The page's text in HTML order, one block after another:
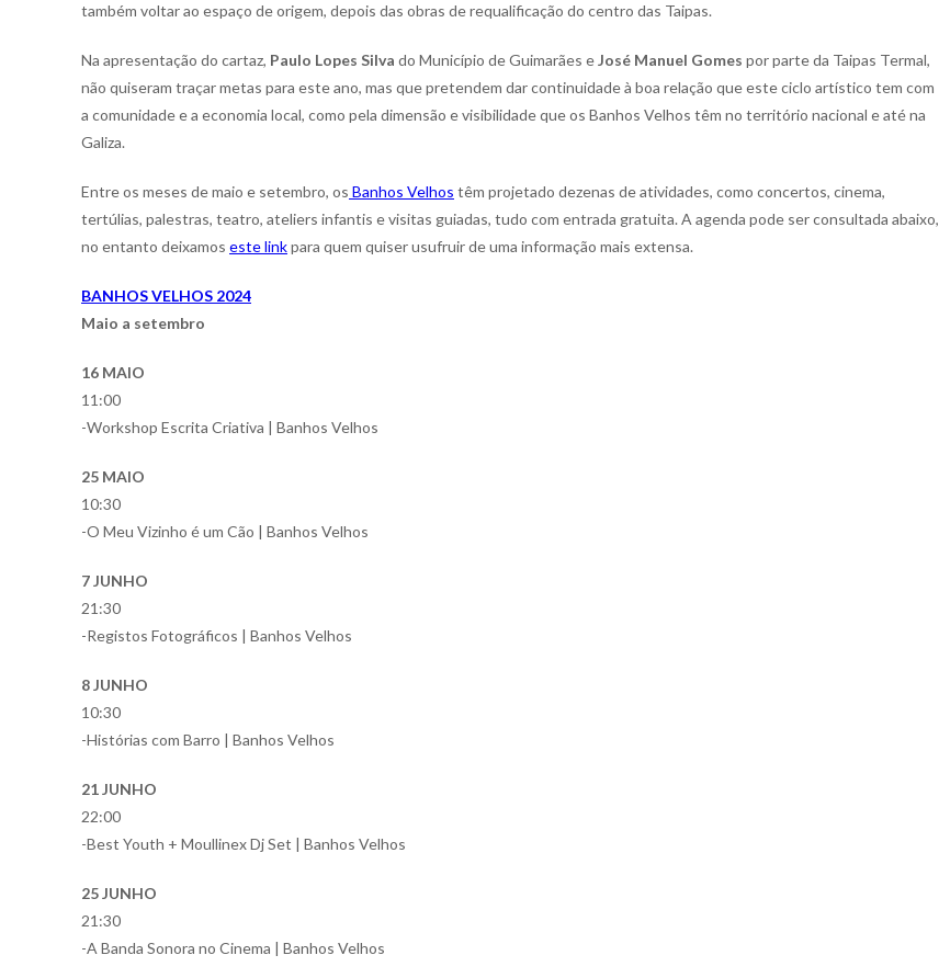
também voltar ao espaço de origem, depois das obras de requalificação do centro das Taipas.
Na apresentação do cartaz, Paulo Lopes Silva do Município de Guimarães eJosé Manuel Gomes por parte da Taipas Termal,
não quiseram traçar metas para este ano, mas que pretendem dar continuidade à boa relação que este ciclo artístico tem com
a comunidade e a economia local, como pela dimensão e visibilidade que os Banhos Velhos têm no território nacional e até na
Galiza.
Entre os meses de maio e setembro, os Banhos Velhos têm projetado dezenas de atividades, como concertos, cinema,
tertúlias, palestras, teatro, ateliers infantis e visitas guiadas, tudo com entrada gratuita. A agenda pode ser consultada abaixo,
no entanto deixamos este linkpara quem quiser usufruir de uma informação mais extensa.
BANHOS VELHOS 2024
Maio a setembro
16 MAIO
11:00
-Workshop Escrita Criativa | Banhos Velhos
25 MAIO
10:30
-O Meu Vizinho é um Cão | Banhos Velhos
7 JUNHO
21:30
-Registos Fotográficos | Banhos Velhos
8 JUNHO
10:30
-Histórias com Barro | Banhos Velhos
21 JUNHO
22:00
-Best Youth + Moullinex Dj Set | Banhos Velhos
25 JUNHO
21:30
-A Banda Sonora no Cinema | Banhos Velhos